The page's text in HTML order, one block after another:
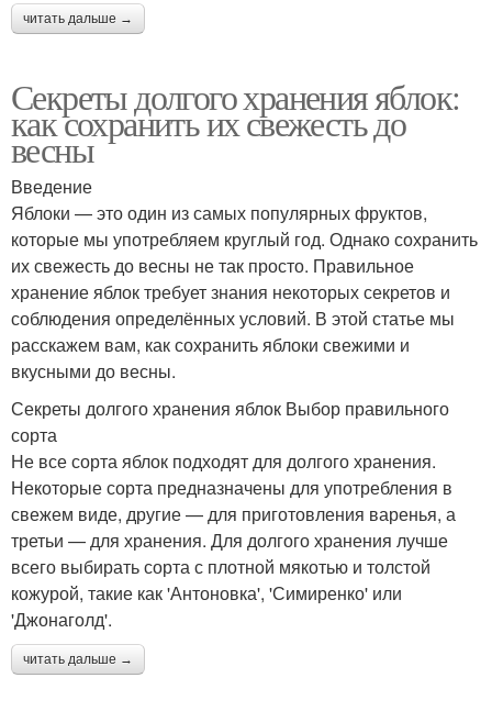
читать дальше →
Секреты долгого хранения яблок:
как сохранить их свежесть до
весны
Введение
Яблоки — это один из самых популярных фруктов,
которые мы употребляем круглый год. Однако сохранить
их свежесть до весны не так просто. Правильное
хранение яблок требует знания некоторых секретов и
соблюдения определённых условий. В этой статье мы
расскажем вам, как сохранить яблоки свежими и
вкусными до весны.
Секреты долгого хранения яблок Выбор правильного
сорта
Не все сорта яблок подходят для долгого хранения.
Некоторые сорта предназначены для употребления в
свежем виде, другие — для приготовления варенья, а
третьи — для хранения. Для долгого хранения лучше
всего выбирать сорта с плотной мякотью и толстой
кожурой, такие как 'Антоновка', 'Симиренко' или
'Джонаголд'.
читать дальше →